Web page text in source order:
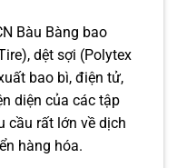
Bàu Bàng bao
dệt sợi (Polytex
bao bì, điện tử,
diện của các tập
cầu rất lớn về dịch
hàng hóa.